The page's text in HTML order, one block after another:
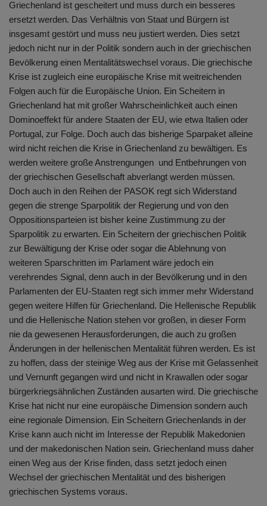
Griechenland ist gescheitert und muss durch ein besseres
ersetzt werden. Das Verhältnis von Staat und Bürgern ist
insgesamt gestört und muss neu justiert werden. Dies setzt
jedoch nicht nur in der Politik sondern auch in der griechischen
Bevölkerung einen Mentalitätswechsel voraus. Die griechische
Krise ist zugleich eine europäische Krise mit weitreichenden
Folgen auch für die Europäische Union. Ein Scheitern in
Griechenland hat mit großer Wahrscheinlichkeit auch einen
Dominoeffekt für andere Staaten der EU, wie etwa Italien oder
Portugal, zur Folge. Doch auch das bisherige Sparpaket alleine
wird nicht reichen die Krise in Griechenland zu bewältigen. Es
werden weitere große Anstrengungen und Entbehrungen von
der griechischen Gesellschaft abverlangt werden müssen.
Doch auch in den Reihen der PASOK regt sich Widerstand
gegen die strenge Sparpolitik der Regierung und von den
Oppositionsparteien ist bisher keine Zustimmung zu der
Sparpolitik zu erwarten. Ein Scheitern der griechischen Politik
zur Bewältigung der Krise oder sogar die Ablehnung von
weiteren Sparschritten im Parlament wäre jedoch ein
verehrendes Signal, denn auch in der Bevölkerung und in den
Parlamenten der EU-Staaten regt sich immer mehr Widerstand
gegen weitere Hilfen für Griechenland. Die Hellenische Republik
und die Hellenische Nation stehen vor großen, in dieser Form
nie da gewesenen Herausforderungen, die auch zu großen
Änderungen in der hellenischen Mentalität führen werden. Es ist
zu hoffen, dass der steinige Weg aus der Krise mit Gelassenheit
und Vernunft gegangen wird und nicht in Krawallen oder sogar
bürgerkriegsähnlichen Zuständen ausarten wird. Die griechische
Krise hat nicht nur eine europäische Dimension sondern auch
eine regionale Dimension. Ein Scheitern Griechenlands in der
Krise kann auch nicht im Interesse der Republik Makedonien
und der makedonischen Nation sein. Griechenland muss daher
einen Weg aus der Krise finden, dass setzt jedoch einen
Wechsel der griechischen Mentalität und des bisherigen
griechischen Systems voraus.